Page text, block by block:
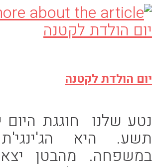
יום הולדת לקטנה
נטע שלנו חוגגת היום
תשע. היא
במשפחה. מהבטן